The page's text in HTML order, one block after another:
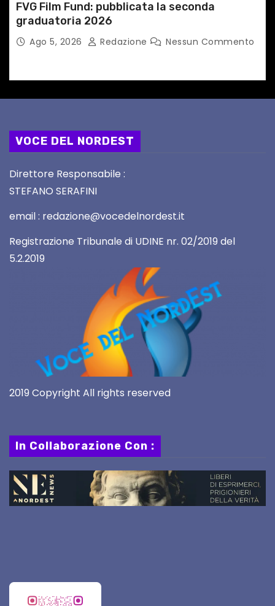
FVG Film Fund: pubblicata la seconda
graduatoria 2026
Ago 5, 2026 Redazione Nessun Commento
VOCE DEL NORDEST
Direttore Responsabile :
STEFANO SERAFINI
email : redazione@vocedelnordest.it
Registrazione Tribunale di UDINE nr. 02/2019 del
5.2.2019
2019 Copyright All rights reserved
In Collaborazione Con :